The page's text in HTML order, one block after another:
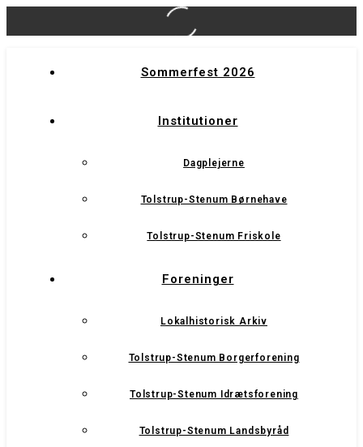
Sommerfest 2026
Institutioner
Dagplejerne
Tolstrup-Stenum Børnehave
Tolstrup-Stenum Friskole
Foreninger
Lokalhistorisk Arkiv
Tolstrup-Stenum Borgerforening
Tolstrup-Stenum Idrætsforening
Tolstrup-Stenum Landsbyråd